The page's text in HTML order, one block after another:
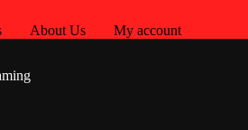
About Us
My account